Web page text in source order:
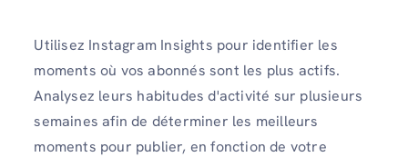
Utilisez Instagram Insights pour identifier les
moments où vos abonnés sont les plus actifs.
Analysez leurs habitudes d'activité sur plusieurs
semaines afin de déterminer les meilleurs
moments pour publier, en fonction de votre